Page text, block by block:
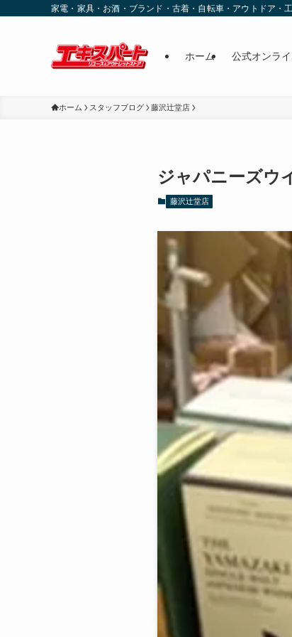
家電・家具・お酒・ブランド・古着・自転車・アウトドア・
ホーム 公式オンラ
ホーム スタッフブログ 藤沢辻堂店
ジャパニーズウ
藤沢辻堂店